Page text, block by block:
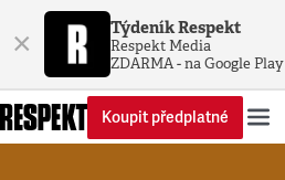
× Týdeník Respekt
Respekt Media
ZDARMA - na Google Play
Koupit předplatné